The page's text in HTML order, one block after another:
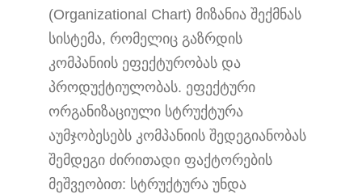
(Organizational Chart) მიზანია შექმნას
სისტემა, რომელიც გაზრდის
კომპანიის ეფექტურობას და
პროდუქტიულობას. ეფექტური
ორგანიზაციული სტრუქტურა
აუმჯობესებს კომპანიის შედეგიანობას
შემდეგი ძირითადი ფაქტორების
მეშვეობით: სტრუქტურა უნდა